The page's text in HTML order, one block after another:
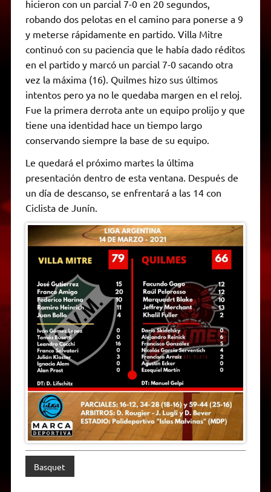
hicieron con un parcial 7-0 en 20 segundos,
robando dos pelotas en el camino para ponerse a 9
y meterse rápidamente en partido. Villa Mitre
continuó con su paciencia que le había dado réditos
en el partido y marcó un parcial 7-0 sacando otra
vez la máxima (16). Quilmes hizo sus últimos
intentos pero ya no le quedaba margen en el reloj.
Fue la primera derrota ante un equipo prolijo y que
tiene una identidad hace un tiempo largo
conservando siempre la base de su equipo.
Le quedará el próximo martes la última
presentación dentro de esta ventana. Después de
un día de descanso, se enfrentará a las 14 con
Ciclista de Junín.
Basquet